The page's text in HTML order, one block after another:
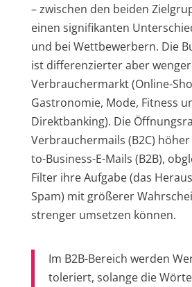
– zwischen den beiden
einen signifikanten
und bei Wettbewerbern. Die
ist differenzierter aber
Verbrauchermarkt (Online-
Gastronomie, Mode, Fitness
Direktbanking). Die
Verbrauchermails (B2C)
to-Business-E-Mails (B2B),
Filter ihre Aufgabe (das
Spam) mit größerer
strenger umsetzen können.
Im B2B-Bereich werden
toleriert, solange die